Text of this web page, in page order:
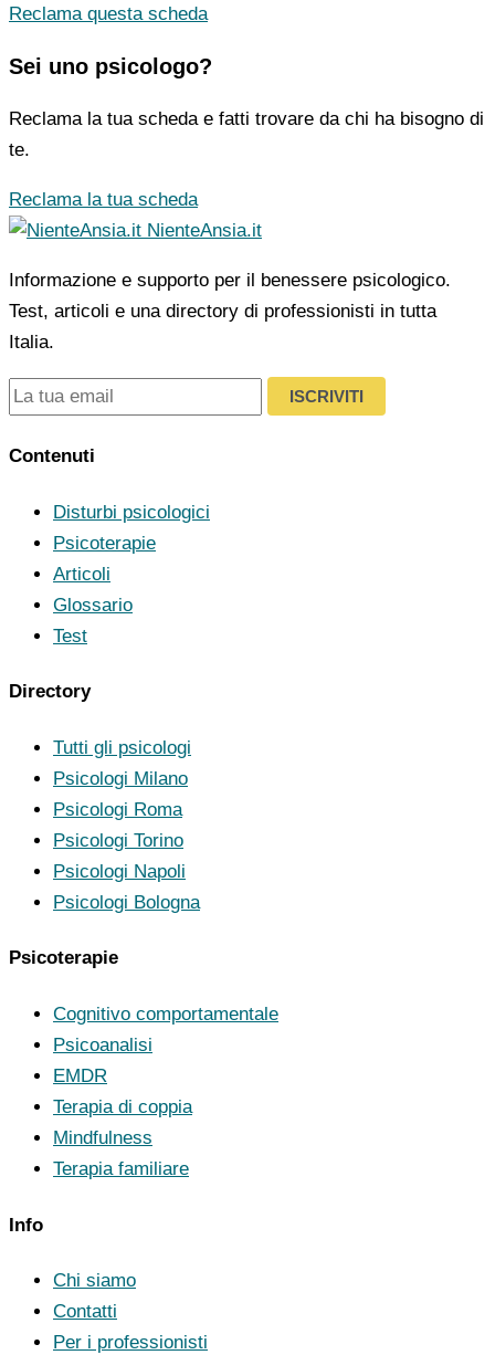
Reclama questa scheda
Sei uno psicologo?
Reclama la tua scheda e fatti trovare da chi ha bisogno di
te.
Reclama la tua scheda
NienteAnsia.it
Informazione e supporto per il benessere psicologico.
Test, articoli e una directory di professionisti in tutta
Italia.
ISCRIVITI
Contenuti
Disturbi psicologici
Psicoterapie
Articoli
Glossario
Test
Directory
Tutti gli psicologi
Psicologi Milano
Psicologi Roma
Psicologi Torino
Psicologi Napoli
Psicologi Bologna
Psicoterapie
Cognitivo comportamentale
Psicoanalisi
EMDR
Terapia di coppia
Mindfulness
Terapia familiare
Info
Chi siamo
Contatti
Per i professionisti